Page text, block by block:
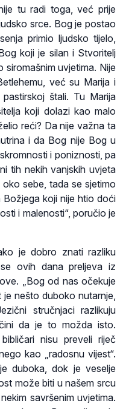
tu radi toga, već prije
srce. Bog je postao
primio ljudsko tijelo,
koji je silan i Stvoritelj
uvjetima. Nije
već su Marija i
štali. Tu Marija
koji dolazi kao malo
reći? Da nije važna ta
i da Bog nije Bog u
i poniznosti, pa
tih nekih vanjskih uvjeta
sebe, tada se sjetimo
koji nije htio doći
i malenosti“, poručio je
je dobro znati razliku
ovih dana preljeva iz
„Bog od nas očekuje
nešto duboko nutarnje,
stručnjaci razlikuju
da je to možda isto.
nisu preveli riječ
kao „radosnu vijest“.
duboka, dok je veselje
može biti u našem srcu
savršenim uvjetima.